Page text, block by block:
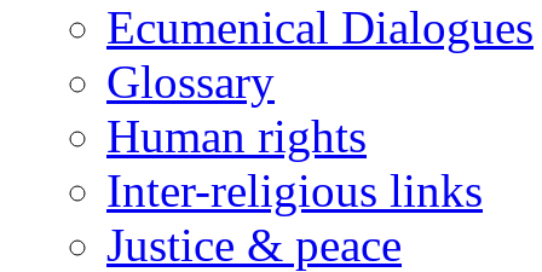
Ecumenical Dialogues
Glossary
Human rights
Inter-religious links
Justice & peace